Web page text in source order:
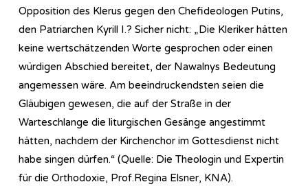
Opposition des Klerus gegen den Chefideologen Putins,
den Patriarchen Kyrill I.? Sicher nicht: „Die Kleriker hätten
keine wertschätzenden Worte gesprochen oder einen
würdigen Abschied bereitet, der Nawalnys Bedeutung
angemessen wäre. Am beeindruckendsten seien die
Gläubigen gewesen, die auf der Straße in der
Warteschlange die liturgischen Gesänge angestimmt
hätten, nachdem der Kirchenchor im Gottesdienst nicht
habe singen dürfen.“ (Quelle: Die Theologin und Expertin
für die Orthodoxie, Prof.Regina Elsner, KNA).